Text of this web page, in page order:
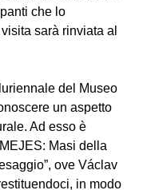
che lo
sarà rinviata al
del Museo
un aspetto
Ad esso è
Masi della
ove Václav
in modo